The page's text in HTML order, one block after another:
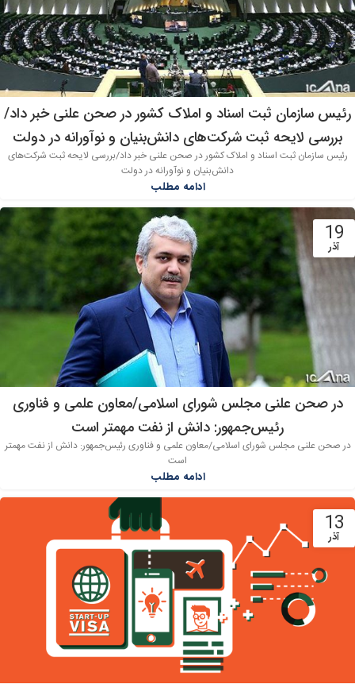
رئیس سازمان ثبت اسناد و املاک کشور در صحن علنی خبر داد/
بررسی لایحه ثبت شرکت‌های دانش‌بنیان و نوآورانه در دولت
رئیس سازمان ثبت اسناد و املاک کشور در صحن علنی خبر داد/بررسی لایحه ثبت شرکت‌های
دانش‌بنیان و نوآورانه در دولت
ادامه مطلب
19
آذر
در صحن علنی مجلس شورای اسلامی/معاون علمی و فناوری
رئیس‌جمهور: دانش از نفت مهمتر است
در صحن علنی مجلس شورای اسلامی/معاون علمی و فناوری رئیس‌جمهور: دانش از نفت مهمتر
است
ادامه مطلب
13
آذر